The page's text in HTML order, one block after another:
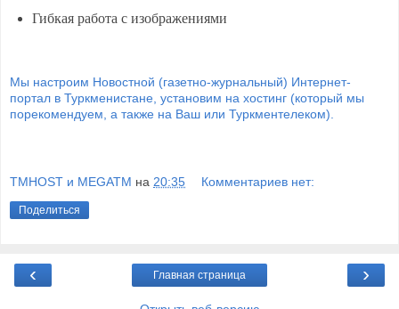
Гибкая работа с изображениями
Мы настроим Новостной (газетно-журнальный) Интернет-
портал в Туркменистане, установим на хостинг (который мы
порекомендуем, а также на Ваш или Туркментелеком).
TMHOST и MEGATM на 20:35 Комментариев нет:
Поделиться
‹ ›
Главная страница